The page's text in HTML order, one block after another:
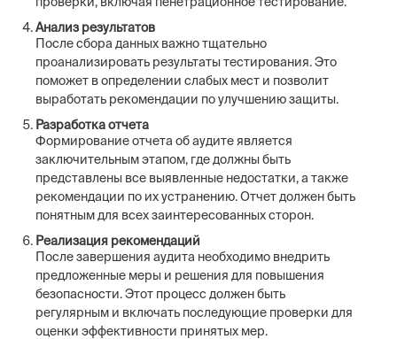
Анализ результатов
После сбора данных важно тщательно
проанализировать результаты тестирования. Это
поможет в определении слабых мест и позволит
выработать рекомендации по улучшению защиты.
Разработка отчета
Формирование отчета об аудите является
заключительным этапом, где должны быть
представлены все выявленные недостатки, а также
рекомендации по их устранению. Отчет должен быть
понятным для всех заинтересованных сторон.
Реализация рекомендаций
После завершения аудита необходимо внедрить
предложенные меры и решения для повышения
безопасности. Этот процесс должен быть
регулярным и включать последующие проверки для
оценки эффективности принятых мер.